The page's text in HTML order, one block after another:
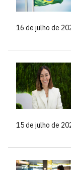
16 de julho de
15 de julho de